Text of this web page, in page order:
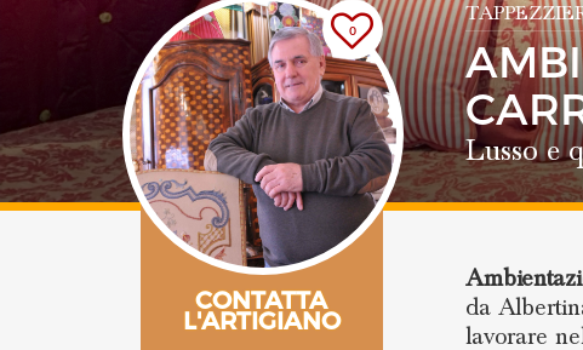
0
CONTATTA
L'ARTIGIANO
Lusso e
da
lavorare